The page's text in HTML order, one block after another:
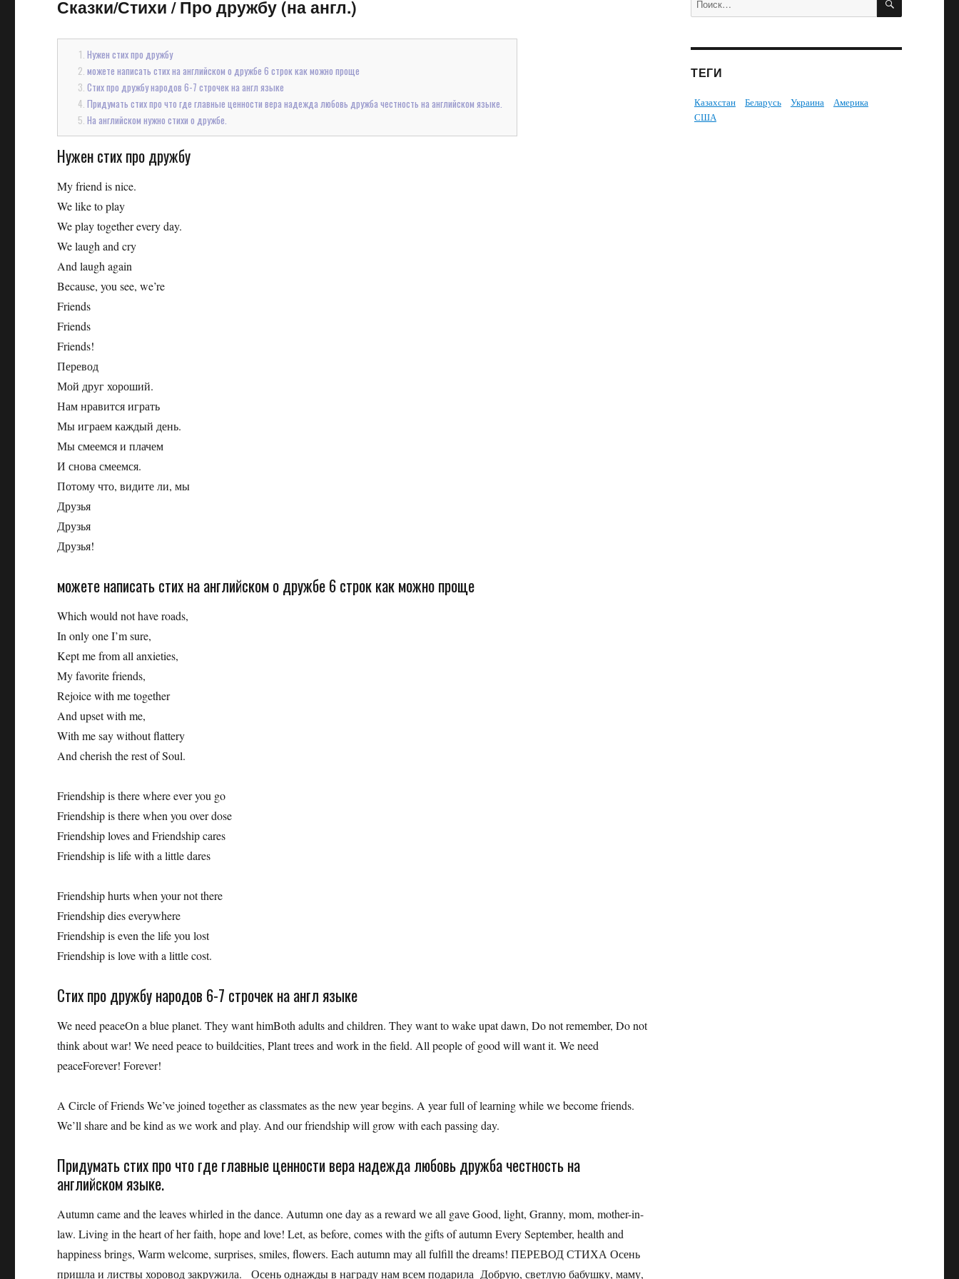
Сказки/Стихи/Про дружбу (на англ.)
Нужен стих про дружбу
можете написать стих на английском о дружбе 6 строк как можно проще
Стих про дружбу народов 6-7 строчек на англ языке
Придумать стих про что где главные ценности вера надежда любовь дружба честность на английском языке.
На английском нужно стихи о дружбе.
Нужен стих про дружбу
My friend is nice.
We like to play
We play together every day.
We laugh and cry
And laugh again
Because, you see, we’re
Friends
Friends
Friends!
Перевод
Мой друг хороший.
Нам нравится играть
Мы играем каждый день.
Мы смеемся и плачем
И снова смеемся.
Потому что, видите ли, мы
Друзья
Друзья
Друзья!
можете написать стих на английском о дружбе 6 строк как можно проще
Which would not have roads,
In only one I’m sure,
Kept me from all anxieties,
My favorite friends,
Rejoice with me together
And upset with me,
With me say without flattery
And cherish the rest of Soul.
Friendship is there where ever you go
Friendship is there when you over dose
Friendship loves and Friendship cares
Friendship is life with a little dares
Friendship hurts when your not there
Friendship dies everywhere
Friendship is even the life you lost
Friendship is love with a little cost.
Стих про дружбу народов 6-7 строчек на англ языке
We need peaceOn a blue planet. They want himBoth adults and children. They want to wake upat dawn, Do not remember, Do not
think about war! We need peace to buildcities, Plant trees and work in the field. All people of good will want it. We need
peaceForever! Forever!
A Circle of Friends We’ve joined together as classmates as the new year begins. A year full of learning while we become friends.
We’ll share and be kind as we work and play. And our friendship will grow with each passing day.
Придумать стих про что где главные ценности вера надежда любовь дружба честность на
английском языке.
Autumn came and the leaves whirled in the dance. Autumn one day as a reward we all gave Good, light, Granny, mom, mother-in-
law. Living in the heart of her faith, hope and love! Let, as before, comes with the gifts of autumn Every September, health and
happiness brings, Warm welcome, surprises, smiles, flowers. Each autumn may all fulfill the dreams! ПЕРЕВОД СТИХА Осень
пришла и листвы хоровод закружила. Осень однажды в награду нам всем подарила Добрую, светлую бабушку, маму,
ТЕГИ
Казахстан Беларусь Украина
Америка
США